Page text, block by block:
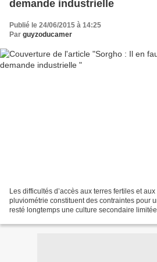
demande industrielle
Publié le 24/06/2015 à 14:25
Par guyzoducamer
Les difficultés d’accès aux terres fertiles et
pluviométrie constituent des contraintes pour
resté longtemps une culture secondaire